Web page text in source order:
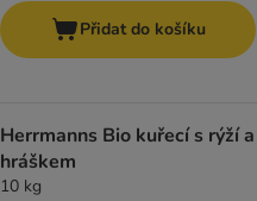
Přidat do košíku
Herrmanns Bio kuřecí s rýží a
hráškem
10 kg